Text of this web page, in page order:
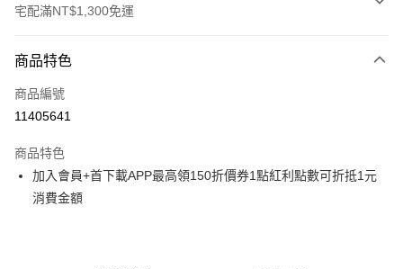
宅配滿NT$1,300免運
信用卡一次付款
LINE Pay
悠遊付
Google Pay
商品特色
商品編號
11405641
商品特色
加入會員+首下載APP最高領150折價券1點紅利點數可折抵1元
消費金額